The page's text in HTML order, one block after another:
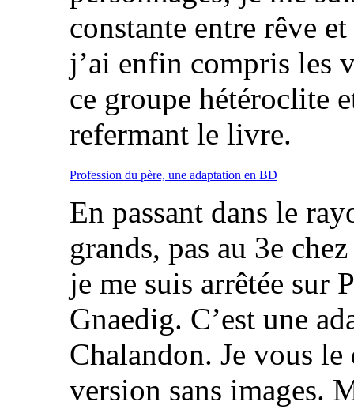
constante entre rêve
j’ai enfin compris les
ce groupe hétéroclite
refermant le livre.
Profession du père, une adaptation en BD
En passant dans le
grands, pas au 3e
je me suis arrêtée sur
Gnaedig. C’est une
Chalandon. Je vous
version sans images.